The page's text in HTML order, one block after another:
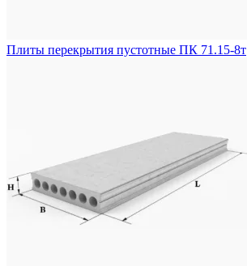
Плиты перекрытия пустотные ПК 71.15-8т